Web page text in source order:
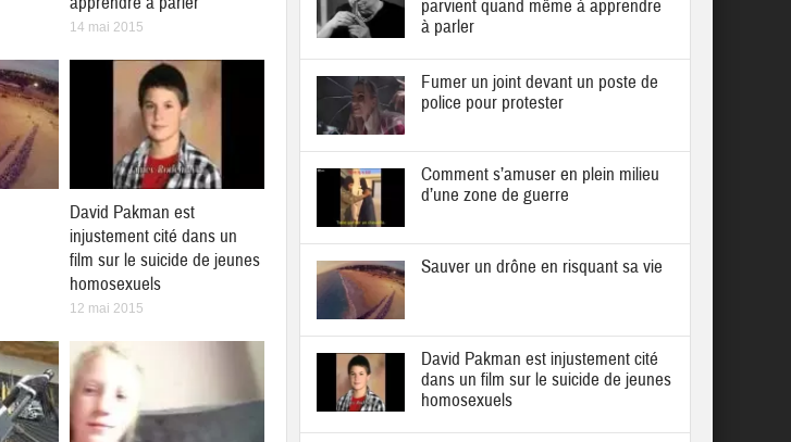
14 mai 2015
David Pakman est
injustement cité dans un
film sur le suicide de jeunes
homosexuels
12 mai 2015
parvient quand même à apprendre
à parler
Fumer un joint devant un poste de
police pour protester
Comment s’amuser en plein milieu
d’une zone de guerre
Sauver un drône en risquant sa vie
David Pakman est injustement cité
dans un film sur le suicide de jeunes
homosexuels